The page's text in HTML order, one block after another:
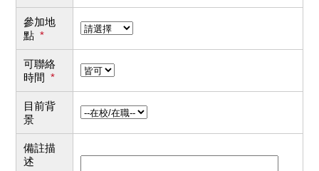
參加地
點 *
可聯絡
時間 *
目前背
景
備註描
述